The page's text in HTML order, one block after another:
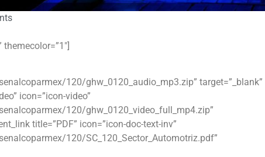
120/ghw_0120_audio_mp3.zip” target=”_blank”
icon=”icon-video”
120/ghw_0120_video_full_mp4.zip”
title=”PDF” icon=”icon-doc-text-inv”
120/SC_120_Sector_Automotriz.pdf”